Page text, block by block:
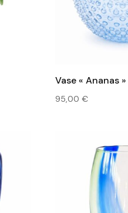
Vase « Ananas
95,00€